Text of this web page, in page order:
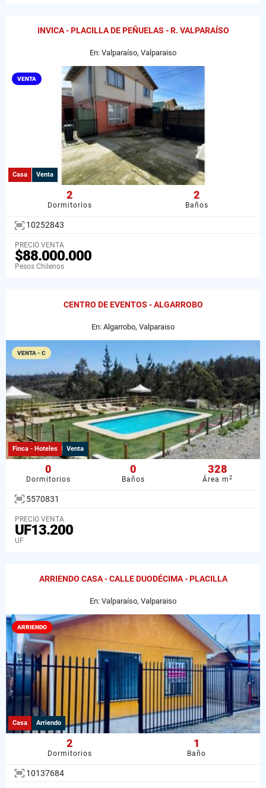
INVICA - PLACILLA DE PEÑUELAS - R. VALPARAÍSO
En: Valparaíso, Valparaiso
VENTA
Casa Venta
2
Dormitorios
2
Baños
10252843
PRECIO VENTA
$88.000.000
Pesos Chilenos
CENTRO DE EVENTOS - ALGARROBO
En: Algarrobo, Valparaiso
VENTA - C
Finca - Hoteles Venta
0
Dormitorios
0
Baños
328
Área m2
5570831
PRECIO VENTA
UF13.200
UF
ARRIENDO CASA - CALLE DUODÉCIMA - PLACILLA
En: Valparaíso, Valparaiso
ARRIENDO
Casa Arriendo
2
Dormitorios
1
Baño
10137684